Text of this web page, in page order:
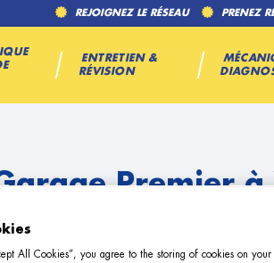
REJOIGNEZ LE RÉSEAU PRENEZ
ENTRETIEN &
RÉVISION
Premier
All Cookies”, you agree to the storing of cookies on